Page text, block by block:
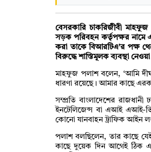
বেসরকারি চাকরিজীবী
সড়ক পরিবহন কর্তৃপক্ষর নামে
করা তাকে বিআরটিএ’র পক্ষ
বিরুদ্ধে শাস্তিমূলক ব্যবস্থা
মাহফুজ পলাশ বলেন, ‘আমি
ধারণা রয়েছে। আমার কাছে
সম্প্রতি বাংলাদেশের রাজধানী
ইনটেলিজেন্স বা এআই এআই-
কোনো যানবাহন ট্রাফিক আইন
পলাশ বলছিলেন, তার কাছে
কাছে দুয়েক দিন আগেই ঠিক